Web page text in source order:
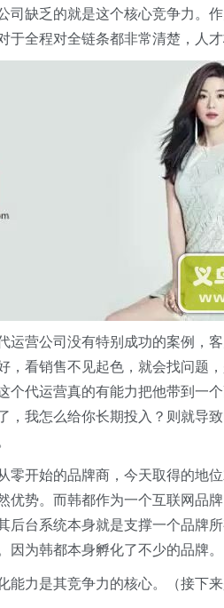
司缺乏的就是这个核心竞争力。
于全程对全链条都非常清楚，人
运营公司没有特别成功的案例，
，看销售不见起色，就会找问题
个代运营真的有能力把他带到一
，我怎么给你长期投入？则就导
零开始的品牌商，今天取得的地
优势。而韩都作为一个互联网品
后台系统本身就是支撑一个品牌
为韩都本身孵化了不少的品牌。
力是其竞争力的核心。（接下来